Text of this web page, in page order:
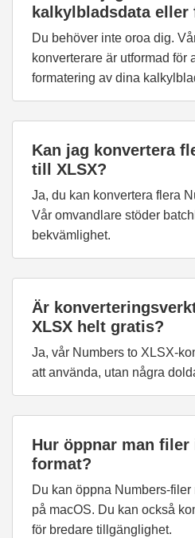
kalkylbladsdata
Du behöver inte oroa dig.
konverterare är utformad för
formatering av dina
Kan jag konvertera
till XLSX?
Ja, du kan konvertera flera
Vår omvandlare stöder
bekvämlighet.
Är
XLSX helt gratis?
Ja, vår Numbers to XLSX-
att använda, utan några
Hur öppnar man filer
format?
Du kan öppna Numbers-
på macOS. Du kan också
för bredare tillgänglighet.